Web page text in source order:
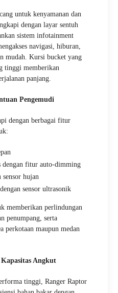
untuk kenyamanan dan
dengan layar sentuh
sistem infotainment
navigasi, hiburan,
mudah. Kursi bucket yang
tinggi memberikan
panjang.
Pengemudi
dengan berbagai fitur
dengan fitur auto-dimming
sensor hujan
sensor ultrasonik
memberikan perlindungan
penumpang, serta
perkotaan maupun medan
Angkut
tinggi, Ranger Raptor